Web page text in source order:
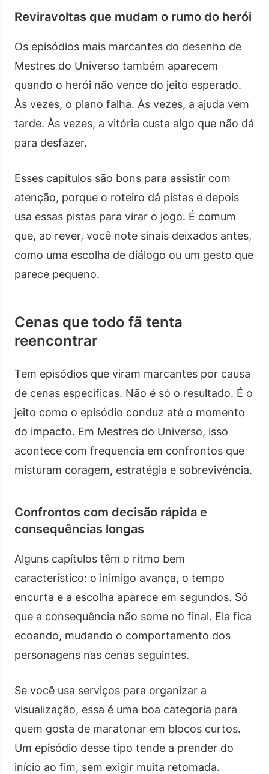
Reviravoltas que mudam o rumo do herói
Os episódios mais marcantes do desenho de
Mestres do Universo também aparecem
quando o herói não vence do jeito esperado.
Às vezes, o plano falha. Às vezes, a ajuda vem
tarde. Às vezes, a vitória custa algo que não dá
para desfazer.
Esses capítulos são bons para assistir com
atenção, porque o roteiro dá pistas e depois
usa essas pistas para virar o jogo. É comum
que, ao rever, você note sinais deixados antes,
como uma escolha de diálogo ou um gesto que
parece pequeno.
Cenas que todo fã tenta
reencontrar
Tem episódios que viram marcantes por causa
de cenas específicas. Não é só o resultado. É o
jeito como o episódio conduz até o momento
do impacto. Em Mestres do Universo, isso
acontece com frequencia em confrontos que
misturam coragem, estratégia e sobrevivência.
Confrontos com decisão rápida e
consequências longas
Alguns capítulos têm o ritmo bem
característico: o inimigo avança, o tempo
encurta e a escolha aparece em segundos. Só
que a consequência não some no final. Ela fica
ecoando, mudando o comportamento dos
personagens nas cenas seguintes.
Se você usa serviços para organizar a
visualização, essa é uma boa categoria para
quem gosta de maratonar em blocos curtos.
Um episódio desse tipo tende a prender do
início ao fim, sem exigir muita retomada.